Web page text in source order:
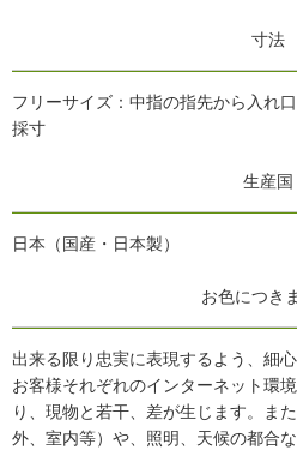
寸法
フリーサイズ：中指の指先から入
採寸
生産国
日本（国産・日本製）
お色につき
出来る限り忠実に表現するよう、細
お客様それぞれのインターネット環
り、現物と若干、差が生じます。ま
外、室内等）や、照明、天候の都合